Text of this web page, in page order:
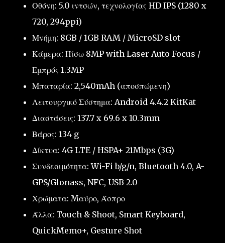
Οθόνη: 5.0 ιντσών, τεχνολογίας HD IPS (1280 x
720, 294ppi)
Μνήμη: 8GB / 1GB RAM / MicroSD slot
Κάμερα: Πίσω 8MP with Laser Auto Focus /
Εμπρός 1.3MP
Μπαταρία: 2,540mAh (αποσπώμενη)
Λειτουργικό Σύστημα: Android 4.4.2 KitKat
Διαστάσεις: 137.7 x 69.6 x 10.3mm
Βάρος: 134 g
Δίκτυα: 4G LTE / HSPA+ 21Mbps (3G)
Συνδεσιμότητα: Wi-Fi b/g/n, Bluetooth 4.0, A-
GPS/Glonass, NFC, USB 2.0
Χρώματα: Mαύρο, Άσπρο
Άλλα: Touch & Shoot, Smart Keyboard,
QuickMemo+, Gesture Shot